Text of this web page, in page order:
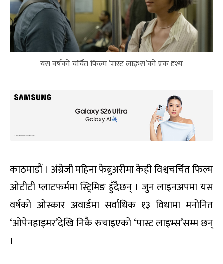
यस वर्षको चर्चित फिल्म ‘पास्ट लाइभ्स’को एक दृश्य
काठमाडौं । अंग्रेजी महिना फेब्रुअरीमा केही विश्वचर्चित फिल्म
ओटीटी प्लाटफर्ममा स्ट्रिमिङ हुँदैछन् । जुन लाइनअपमा यस
वर्षको ओस्कार अवार्डमा सर्वाधिक १३ विधामा मनोनित
‘ओपेनहाइमर’देखि निकै रुचाइएको ‘पास्ट लाइभ्स’सम्म छन्
।